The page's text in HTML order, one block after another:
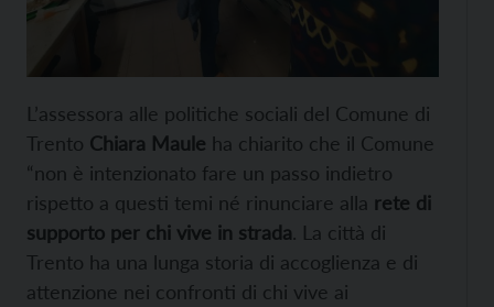
L’assessora alle politiche sociali del Comune di
Trento Chiara Maule ha chiarito che il Comune
“non è intenzionato fare un passo indietro
rispetto a questi temi né rinunciare alla rete di
supporto per chi vive in strada. La città di
Trento ha una lunga storia di accoglienza e di
attenzione nei confronti di chi vive ai